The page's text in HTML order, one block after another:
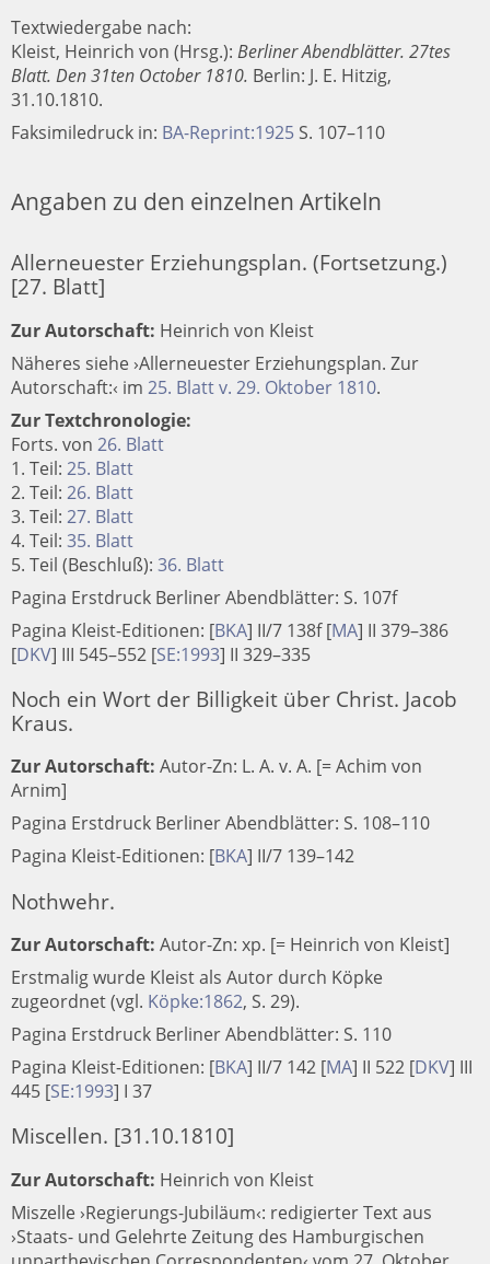
Textwiedergabe nach:
Kleist, Heinrich von (Hrsg.): Berliner Abendblätter. 27tes
Blatt. Den 31ten October 1810. Berlin: J. E. Hitzig,
31.10.1810.
Faksimiledruck in: BA-Reprint:1925 S. 107–110
Angaben zu den einzelnen Artikeln
Allerneuester Erziehungsplan. (Fortsetzung.)
[27. Blatt]
Zur Autorschaft: Heinrich von Kleist
Näheres siehe ›Allerneuester Erziehungsplan. Zur
Autorschaft:‹ im 25. Blatt v. 29. Oktober 1810.
Zur Textchronologie:
Forts. von 26. Blatt
1. Teil: 25. Blatt
2. Teil: 26. Blatt
3. Teil: 27. Blatt
4. Teil: 35. Blatt
5. Teil (Beschluß): 36. Blatt
Pagina Erstdruck Berliner Abendblätter: S. 107f
Pagina Kleist-Editionen: [BKA] II/7 138f[MA] II 379–386
[DKV] III 545–552 [SE:1993] II 329–335
Noch ein Wort der Billigkeit über Christ. Jacob
Kraus.
Zur Autorschaft: Autor-Zn: L. A. v. A. [= Achim von
Arnim]
Pagina Erstdruck Berliner Abendblätter: S. 108–110
Pagina Kleist-Editionen: [BKA] II/7 139–142
Nothwehr.
Zur Autorschaft: Autor-Zn: xp. [= Heinrich von Kleist]
Erstmalig wurde Kleist als Autor durch Köpke
zugeordnet (vgl. Köpke:1862, S. 29).
Pagina Erstdruck Berliner Abendblätter: S. 110
Pagina Kleist-Editionen: [BKA] II/7 142 [MA] II 522 [DKV] III
445 [SE:1993] I 37
Miscellen. [31.10.1810]
Zur Autorschaft: Heinrich von Kleist
Miszelle ›Regierungs-Jubiläum‹: redigierter Text aus
›Staats- und Gelehrte Zeitung des Hamburgischen